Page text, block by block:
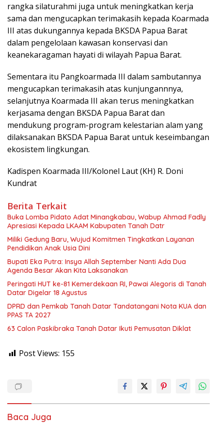
rangka silaturahmi juga untuk meningkatkan kerja
sama dan mengucapkan terimakasih kepada Koarmada
III atas dukungannya kepada BKSDA Papua Barat
dalam pengelolaan kawasan konservasi dan
keanekaragaman hayati di wilayah Papua Barat.
Sementara itu Pangkoarmada III dalam sambutannya
mengucapkan terimakasih atas kunjungannnya,
selanjutnya Koarmada III akan terus meningkatkan
kerjasama dengan BKSDA Papua Barat dan
mendukung program-program kelestarian alam yang
dilaksanakan BKSDA Papua Barat untuk keseimbangan
ekosistem lingkungan.
Kadispen Koarmada III/Kolonel Laut (KH) R. Doni
Kundrat
Berita Terkait
Buka Lomba Pidato Adat Minangkabau, Wabup Ahmad Fadly
Apresiasi Kepada LKAAM Kabupaten Tanah Datr
Miliki Gedung Baru, Wujud Komitmen Tingkatkan Layanan
Pendidikan Anak Usia Dini
Bupati Eka Putra: Insya Allah September Nanti Ada Dua
Agenda Besar Akan Kita Laksanakan
Peringati HUT ke-81 Kemerdekaan RI, Pawai Alegoris di Tanah
Datar Digelar 18 Agustus
DPRD dan Pemkab Tanah Datar Tandatangani Nota KUA dan
PPAS TA 2027
63 Calon Paskibraka Tanah Datar Ikuti Pemusatan Diklat
Post Views: 155
Baca Juga